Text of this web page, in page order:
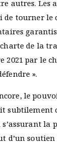
autres. Les
de tourner le
de la
2021 par le
».
le
subtilement
la
d’un